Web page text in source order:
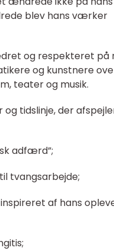
blev hans værker
og respekteret på
og kunstnere
teater og musik.
tidslinje, der
adfærd”;
tvangsarbejde;
inspireret af hans